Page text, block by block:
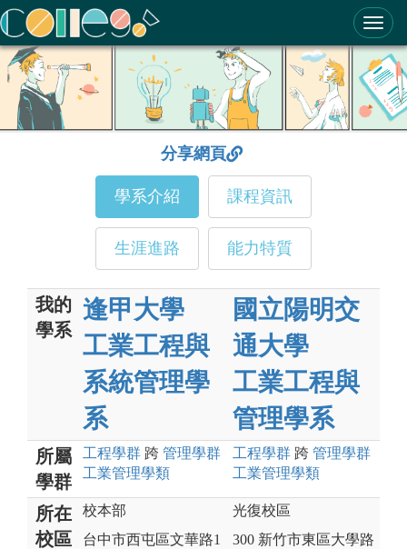
ColleGo! 大學選才與高中育才輔助系統
分享網頁
學系介紹 課程資訊
生涯進路 能力特質
我的
學系
逢甲大學
工業工程與
系統管理學
系
國立陽明交
通大學
工業工程與
管理學系
所屬
學群
工程學群 跨 管理學群
工業管理學類
工程學群 跨 管理學群
工業管理學類
所在
校區
校本部
台中市西屯區文華路1
光復校區
300 新竹市東區大學路